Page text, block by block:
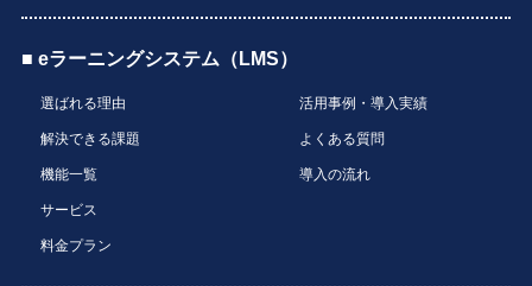
■ eラーニングシステム（LMS）
選ばれる理由
解決できる課題
機能一覧
サービス
料金プラン
活用事例・導入実績
よくある質問
導入の流れ